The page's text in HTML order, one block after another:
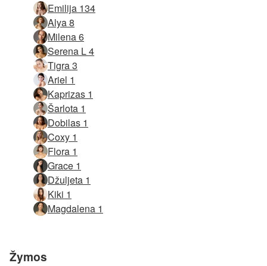
Emilija 134
Alya 8
Milena 6
Serena L 4
Tigra 3
Ariel 1
Kaprizas 1
Šarlota 1
Dobilas 1
Coxy 1
Flora 1
Grace 1
Džuljeta 1
Kiki 1
Magdalena 1
Žymos